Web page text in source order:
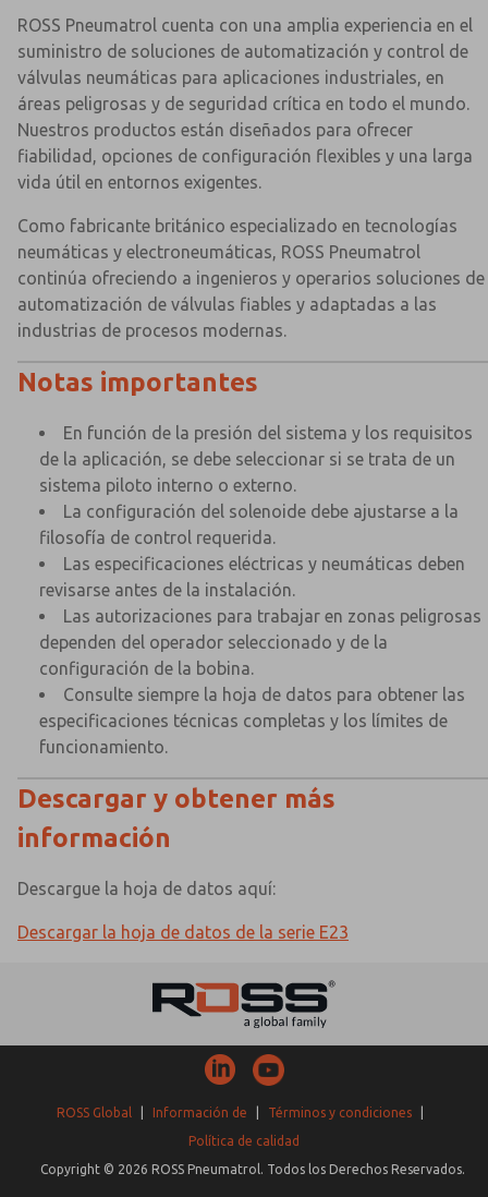
ROSS Pneumatrol cuenta con una amplia experiencia en el
suministro de soluciones de automatización y control de
válvulas neumáticas para aplicaciones industriales, en
áreas peligrosas y de seguridad crítica en todo el mundo.
Nuestros productos están diseñados para ofrecer
fiabilidad, opciones de configuración flexibles y una larga
vida útil en entornos exigentes.
Como fabricante británico especializado en tecnologías
neumáticas y electroneumáticas, ROSS Pneumatrol
continúa ofreciendo a ingenieros y operarios soluciones de
automatización de válvulas fiables y adaptadas a las
industrias de procesos modernas.
Notas importantes
En función de la presión del sistema y los requisitos
de la aplicación, se debe seleccionar si se trata de un
sistema piloto interno o externo.
La configuración del solenoide debe ajustarse a la
filosofía de control requerida.
Las especificaciones eléctricas y neumáticas deben
revisarse antes de la instalación.
Las autorizaciones para trabajar en zonas peligrosas
dependen del operador seleccionado y de la
configuración de la bobina.
Consulte siempre la hoja de datos para obtener las
especificaciones técnicas completas y los límites de
funcionamiento.
Descargar y obtener más
información
Descargue la hoja de datos aquí:
Descargar la hoja de datos de la serie E23
ROSS Global Información de Términos y condiciones
Política de calidad
Copyright © 2026 ROSS Pneumatrol. Todos los Derechos Reservados.